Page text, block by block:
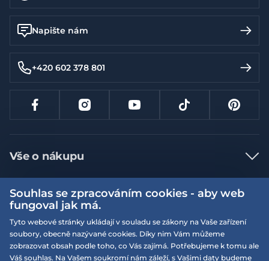
Napište nám
+420 602 378 801
Vše o nákupu
Jak nakupovat
Nejčastější dotazy
Doprava a platba
Vrácení a výměna zboží
Více informací
Obchodní podmínky
Podmínky EQS věrnostního klubu
Naše prodejny
Souhlas se zpracováním cookies - aby web
fungoval jak má.
Tyto webové stránky ukládají v souladu se zákony na Vaše zařízení
soubory, obecně nazývané cookies. Díky nim Vám můžeme
zobrazovat obsah podle toho, co Vás zajímá. Potřebujeme k tomu ale
Váš souhlas. Na Vašem soukromí nám záleží, s Vašimi daty budeme